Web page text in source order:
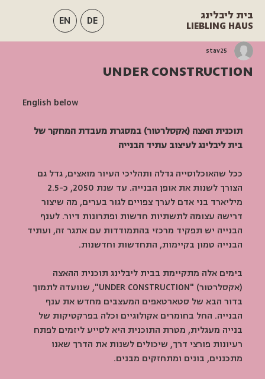
בית ליבלינג
LIEBLING HAUS
EN DE
UNDER CONSTRUCTION
stav25
English below
תוכנית האצה (אקסלרטור) במסגרת מעבדת המחקר של
בית ליבלינג לעיצוב עתיד הבנייה
ככל שהאוכלוסייה גדלה ותהליכי העיור מואצים, גדל גם
מיליארד בני אדם לערך צפויים לגור בערים, מה שיצור
דרישה עצומה לתשתיות חדשות ופתרונות דיור. לענף
הבנייה יש תפקיד מרכזי בהתמודדות עם אתגר זה, ועתיד
הבנייה טמון בקיימות, התחדשות וחדשנות.
בימים אלה מתקיימת בבית ליבלינג תוכנית ההאצה
(אקסלרטור) "UNDER CONSTRUCTION", שנועדה לתמוך
בדור הבא של סטארטאפים המעצבים מחדש את ענף
הבנייה. החל בחומרים אקולוגיים וכלה בפרקטיקות של
בנייה מעגלית, מטרת התוכנית היא לסייע ליזמים לפתח
רעיונות פורצי דרך, שיכולים לשנות את הדרך שאנו
מתכננים, בונים ומתחזקים מבנים.